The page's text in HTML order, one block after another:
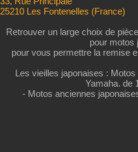
25210 Les Fontenelles (France)
Retrouver un large choix de
pour motos
pour vous permettre la remise
Les vieilles japonaises :
Yamaha. de
- Motos anciennes